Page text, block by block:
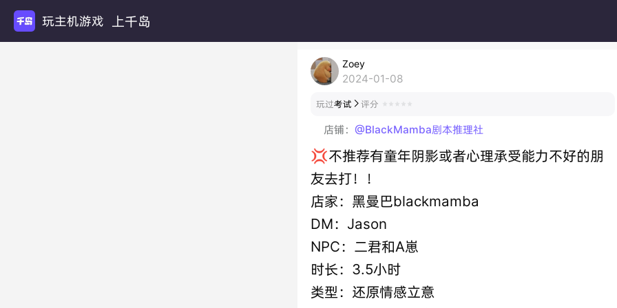
玩主机游戏 上千岛
Zoey
2024-01-08
玩过考试 评分
店铺：@BlackMamba剧本推理社
💢不推荐有童年阴影或者心理承受能力不好的朋
友去打！！
店家：黑曼巴blackmamba
DM：Jason
NPC：二君和A崽
时长：3.5小时
类型：还原情感立意